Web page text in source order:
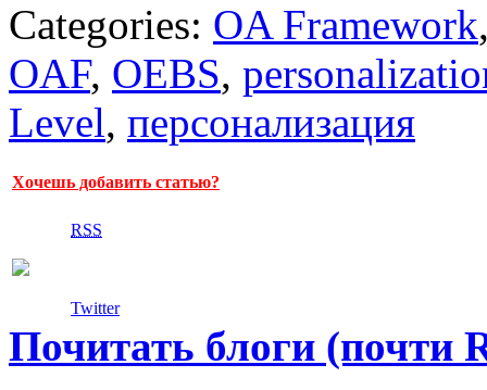
Categories: OA Framework
OAF, OEBS,
Level, персонализация
Хочешь добавить статью?
RSS
Twitter
Почитать блоги (почти